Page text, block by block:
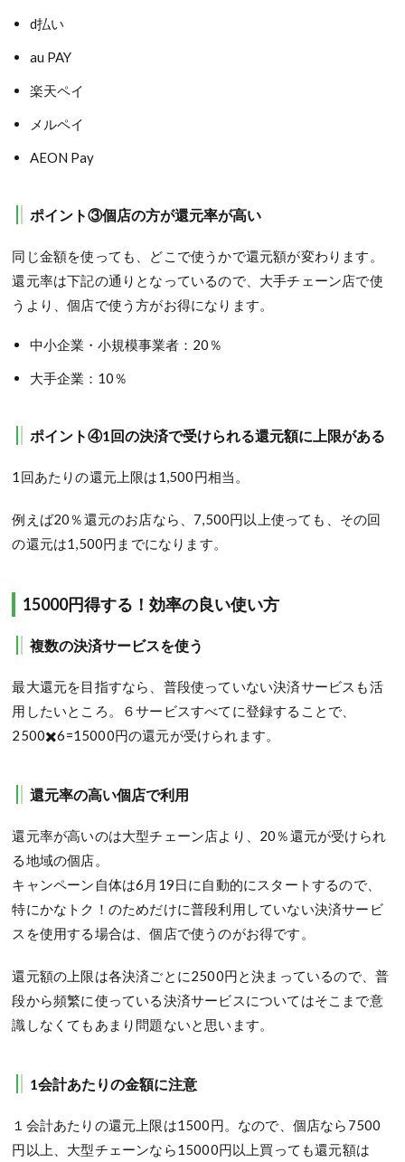
d払い
au PAY
楽天ペイ
メルペイ
AEON Pay
ポイント③個店の方が還元率が高い
同じ金額を使っても、どこで使うかで還元額が変わります。
還元率は下記の通りとなっているので、大手チェーン店で使
うより、個店で使う方がお得になります。
中小企業・小規模事業者：20％
大手企業：10％
ポイント④1回の決済で受けられる還元額に上限がある
1回あたりの還元上限は1,500円相当。
例えば20％還元のお店なら、7,500円以上使っても、その回
の還元は1,500円までになります。
15000円得する！効率の良い使い方
複数の決済サービスを使う
最大還元を目指すなら、普段使っていない決済サービスも活
用したいところ。６サービスすべてに登録することで、
2500✖️6=15000円の還元が受けられます。
還元率の高い個店で利用
還元率が高いのは大型チェーン店より、20％還元が受けられ
る地域の個店。
キャンペーン自体は6月19日に自動的にスタートするので、
特にかなトク！のためだけに普段利用していない決済サービ
スを使用する場合は、個店で使うのがお得です。
還元額の上限は各決済ごとに2500円と決まっているので、普
段から頻繁に使っている決済サービスについてはそこまで意
識しなくてもあまり問題ないと思います。
1会計あたりの金額に注意
１会計あたりの還元上限は1500円。なので、個店なら7500
円以上、大型チェーンなら15000円以上買っても還元額は